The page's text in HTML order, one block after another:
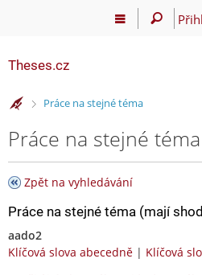
Theses.cz
>Práce na stejné téma
Práce na stejné téma
Zpět na vyhledávání
Práce na stejné téma (mají
aado2
Klíčová slova abecedně | Klíčová